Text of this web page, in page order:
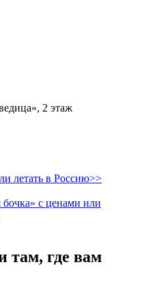
2 этаж
летать в Россию>>
с ценами или
там, где вам